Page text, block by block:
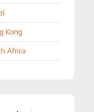
Kong
Africa